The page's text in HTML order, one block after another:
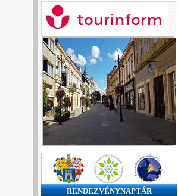
RENDEZVÉNYNAPTÁR